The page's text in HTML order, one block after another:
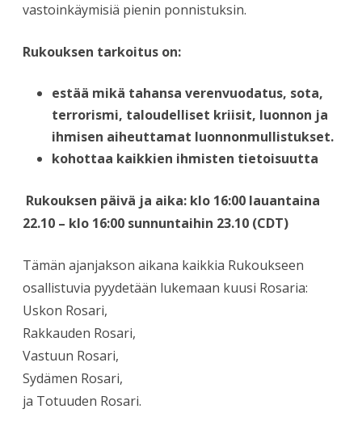
vastoinkäymisiä pienin ponnistuksin.
Rukouksen tarkoitus on:
estää mikä tahansa verenvuodatus, sota,
terrorismi, taloudelliset kriisit, luonnon ja
ihmisen aiheuttamat luonnonmullistukset.
kohottaa kaikkien ihmisten tietoisuutta
Rukouksen päivä ja aika: klo 16:00 lauantaina
22.10 – klo 16:00 sunnuntaihin 23.10 (CDT)
Tämän ajanjakson aikana kaikkia Rukoukseen
osallistuvia pyydetään lukemaan kuusi Rosaria:
Uskon Rosari,
Rakkauden Rosari,
Vastuun Rosari,
Sydämen Rosari,
ja Totuuden Rosari.